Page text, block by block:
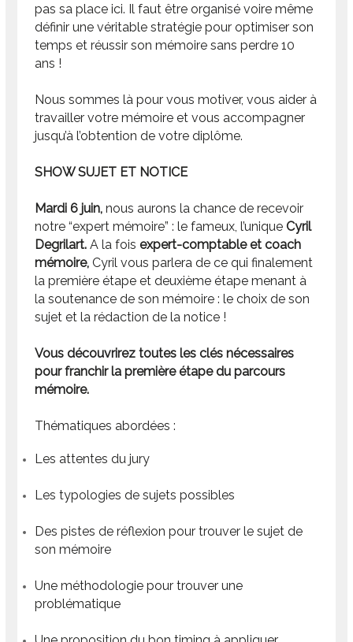
pas sa place ici. Il faut être organisé voire même
définir une véritable stratégie pour optimiser son
temps et réussir son mémoire sans perdre 10
ans !
Nous sommes là pour vous motiver, vous aider à
travailler votre mémoire et vous accompagner
jusqu’à l’obtention de votre diplôme.
SHOW SUJET ET NOTICE
Mardi 6 juin, nous aurons la chance de recevoir
notre “expert mémoire” : le fameux, l’uniqueCyril
Degrilart. A la foisexpert-comptable et coach
mémoire, Cyril vous parlera de ce qui finalement
la première étape et deuxième étape menant à
la soutenance de son mémoire : le choix de son
sujet et la rédaction de la notice !
Vous découvrirez toutes les clés nécessaires
pour franchir la première étape du parcours
mémoire.
Thématiques abordées :
Les attentes du jury
Les typologies de sujets possibles
Des pistes de réflexion pour trouver le sujet de
son mémoire
Une méthodologie pour trouver une
problématique